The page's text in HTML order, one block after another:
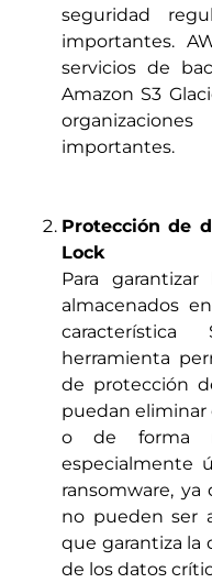
seguridad
importantes.
servicios de
Amazon S3
importantes.
Protección de
Lock
Para
almacenados
herramienta
de protección
puedan
o de forma
especialmente
ransomware,
no pueden ser
que garantiza la
de los datos